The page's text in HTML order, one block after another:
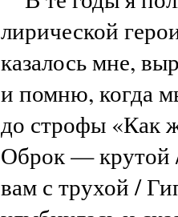
лирической
казалось мне,
и помню, когда
до строфы «Как
Оброк — крутой
вам с трухой /